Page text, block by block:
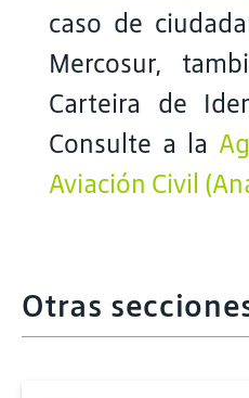
caso de
Mercosur,
Carteira de
Consulte a la
Aviación Civil
Otras